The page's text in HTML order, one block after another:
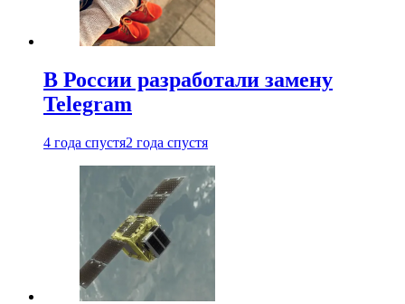
В России разработали замену
Telegram
4 года спустя2 года спустя